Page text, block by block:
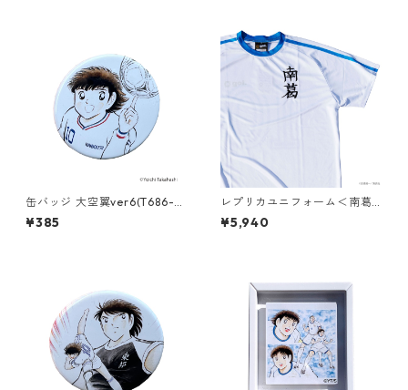
缶バッジ 大空翼ver6(T686-0
45)
¥385
レプリカユニフォーム＜南葛0
01＞
¥5,940